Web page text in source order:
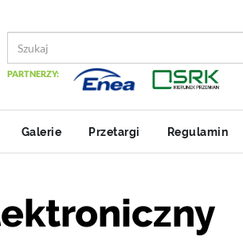
PARTNERZY:
Galerie Przetargi Regulamin